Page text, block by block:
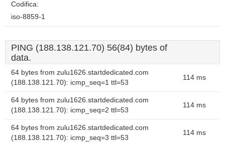
Codifica:
iso-8859-1
PING (188.138.121.70) 56(84) bytes of
data.
64 bytes from zulu1626.startdedicated.com
(188.138.121.70): icmp_seq=1 ttl=53
114 ms
64 bytes from zulu1626.startdedicated.com
(188.138.121.70): icmp_seq=2 ttl=53
114 ms
64 bytes from zulu1626.startdedicated.com
(188.138.121.70): icmp_seq=3 ttl=53
114 ms